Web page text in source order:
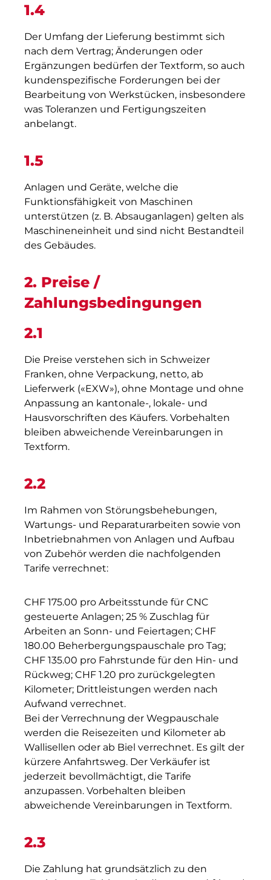
1.4
Der Umfang der Lieferung bestimmt sich
nach dem Vertrag; Änderungen oder
Ergänzungen bedürfen der Textform, so auch
kundenspezifische Forderungen bei der
Bearbeitung von Werkstücken, insbesondere
was Toleranzen und Fertigungszeiten
anbelangt.
1.5
Anlagen und Geräte, welche die
Funktionsfähigkeit von Maschinen
unterstützen (z. B. Absauganlagen) gelten als
Maschineneinheit und sind nicht Bestandteil
des Gebäudes.
2. Preise /
Zahlungsbedingungen
2.1
Die Preise verstehen sich in Schweizer
Franken, ohne Verpackung, netto, ab
Lieferwerk («EXW»), ohne Montage und ohne
Anpassung an kantonale-, lokale- und
Hausvorschriften des Käufers. Vorbehalten
bleiben abweichende Vereinbarungen in
Textform.
2.2
Im Rahmen von Störungsbehebungen,
Wartungs- und Reparaturarbeiten sowie von
Inbetriebnahmen von Anlagen und Aufbau
von Zubehör werden die nachfolgenden
Tarife verrechnet:
CHF 175.00 pro Arbeitsstunde für CNC
gesteuerte Anlagen; 25 % Zuschlag für
Arbeiten an Sonn- und Feiertagen; CHF
180.00 Beherbergungspauschale pro Tag;
CHF 135.00 pro Fahrstunde für den Hin- und
Rückweg; CHF 1.20 pro zurückgelegten
Kilometer; Drittleistungen werden nach
Aufwand verrechnet.
Bei der Verrechnung der Wegpauschale
werden die Reisezeiten und Kilometer ab
Wallisellen oder ab Biel verrechnet. Es gilt der
kürzere Anfahrtsweg. Der Verkäufer ist
jederzeit bevollmächtigt, die Tarife
anzupassen. Vorbehalten bleiben
abweichende Vereinbarungen in Textform.
2.3
Die Zahlung hat grundsätzlich zu den